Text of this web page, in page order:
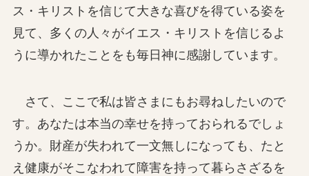
ス・キリストを信じて大きな喜びを得ている姿を
見て、多くの人々がイエス・キリストを信じるよ
うに導かれたことをも毎日神に感謝しています。
さて、ここで私は皆さまにもお尋ねしたいので
す。あなたは本当の幸せを持っておられるでしょ
うか。財産が失われて一文無しになっても、たと
え健康がそこなわれて障害を持って暮らさざるを